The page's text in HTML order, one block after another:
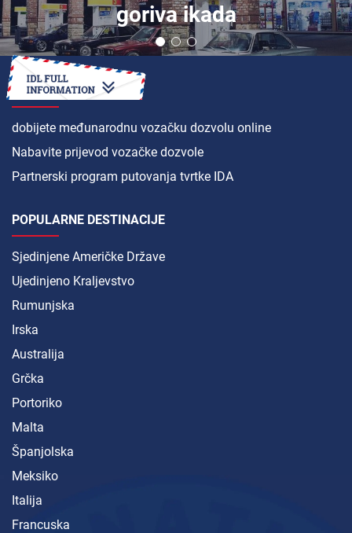
goriva ikada
KAKO DA
dobijete međunarodnu vozačku dozvolu online
Nabavite prijevod vozačke dozvole
Partnerski program putovanja tvrtke IDA
POPULARNE DESTINACIJE
Sjedinjene Američke Države
Ujedinjeno Kraljevstvo
Rumunjska
Irska
Australija
Grčka
Portoriko
Malta
Španjolska
Meksiko
Italija
Francuska